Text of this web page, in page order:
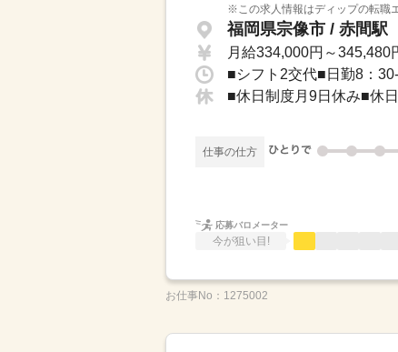
※この求人情報はディップの転職
福岡県宗像市 / 赤間駅
月給334,000円～345,480
■シフト2交代■日勤8：
■休日制度月9日休み■休
仕事の仕方
応募バロメーター
今が狙い目!
お仕事No： 1275002